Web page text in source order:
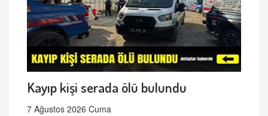
Kayıp kişi serada ölü bulundu
7 Ağustos 2026 Cuma